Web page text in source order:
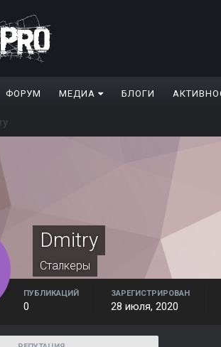
ФОРУМ МЕДИА БЛОГИ
Dmitry
Сталкеры
ПУБЛИКАЦИЙ
0
ЗАРЕГИСТРИРОВАН
28 июля, 2020